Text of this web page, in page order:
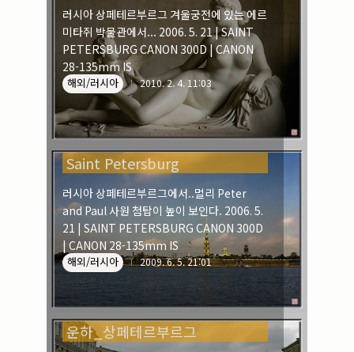
손을 흔들어 응답을 해온다. 그것도 잠시, 긴
여운과 함께 모든 게 사라진다. 2006. 5. 22 |
A LAST WOMAN IN RUSSIA CANON 300D
| CANON 18-55mm BUNDLE
러시아 상페테르부르그 겨울궁전에 있는 에르
미타쥐 박물관에서... 2006. 5. 21 | SAINT
PETERSBURG CANON 300D | CANON
28-135mm IS
해외/러시아 2010. 2. 4. 11:03
Saint Petersburg
러시아 상페테르부르그에서..멀리 Peter
and Paul 사원 첨탑이 높이 보인다. 2006. 5.
21 | SAINT PETERSBURG CANON 300D
| CANON 28-135mm IS
해외/러시아 2009. 6. 5. 21:01
운하_상페테르부르그